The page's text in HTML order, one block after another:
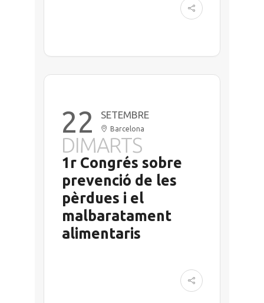
22 SETEMBRE
Barcelona
DIMARTS
1r Congrés sobre
prevenció de les
pèrdues i el
malbaratament
alimentaris